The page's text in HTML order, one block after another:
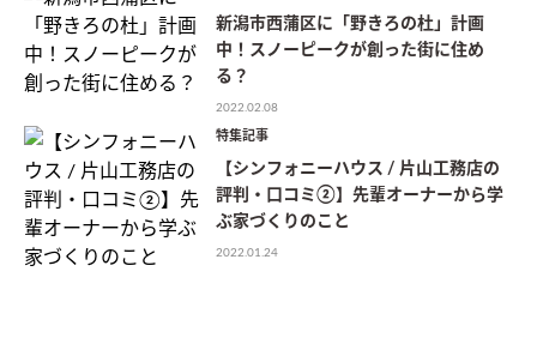
新潟市西蒲区に「野きろの杜」計画
中！スノーピークが創った街に住め
る？
2022.02.08
特集記事
【シンフォニーハウス / 片山工務店の
評判・口コミ②】先輩オーナーから学
ぶ家づくりのこと
2022.01.24